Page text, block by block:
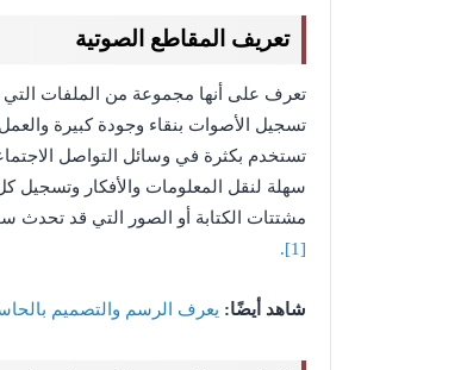
تعريف المقاطع الصوتية
تعرف على أنها مجموعة من الملفات التي
تسجيل الأصوات بنقاء وجودة كبيرة
تستخدم بكثرة في وسائل التواصل
سهلة لنقل المعلومات والأفكار وتسجيل
مشتتات الكتابة أو الصور التي قد تحدث
[1].
شاهد أيضًا: يعرف الرسم والتصميم